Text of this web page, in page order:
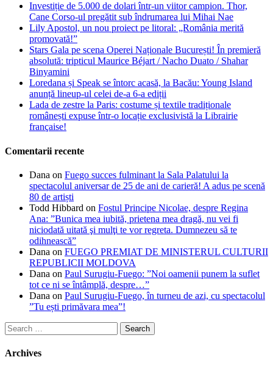
Investiție de 5.000 de dolari într-un viitor campion. Thor,
Cane Corso-ul pregătit sub îndrumarea lui Mihai Nae
Lily Apostol, un nou proiect pe litoral: „România merită
promovată!”
Stars Gala pe scena Operei Naționale București! În premieră
absolută: tripticul Maurice Béjart / Nacho Duato / Shahar
Binyamini
Loredana și Speak se întorc acasă, la Bacău: Young Island
anunță lineup-ul celei de-a 6-a ediții
Lada de zestre la Paris: costume și textile tradiționale
românești expuse într-o locație exclusivistă la Librairie
française!
Comentarii recente
Dana on Fuego succes fulminant la Sala Palatului la
spectacolul aniversar de 25 de ani de carieră! A adus pe scenă
80 de artiști
Todd Hibbard on Fostul Principe Nicolae, despre Regina
Ana: ”Bunica mea iubită, prietena mea dragă, nu vei fi
niciodată uitată şi mulţi te vor regreta. Dumnezeu să te
odihnească”
Dana on FUEGO PREMIAT DE MINISTERUL CULTURII
REPUBLICII MOLDOVA
Dana on Paul Surugiu-Fuego: ”Noi oamenii punem la suflet
tot ce ni se întâmplă, despre…”
Dana on Paul Surugiu-Fuego, în turneu de azi, cu spectacolul
”Tu ești primăvara mea”!
Search
for:
Archives